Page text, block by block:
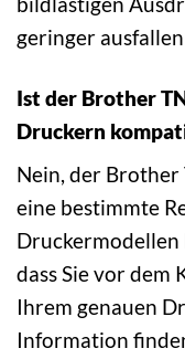
geringer
Ist der Brother
Druckern
Nein, der Brother
eine bestimmte
Druckermodellen
dass Sie vor
Ihrem genauen
Information